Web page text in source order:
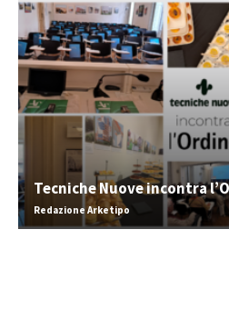
Tecniche Nuove incontra
Redazione Arketipo